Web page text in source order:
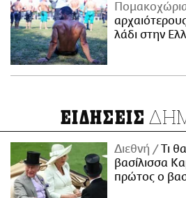
λάδι στην
ΕΙΔΗΣΕΙΣ
Διεθνή
Τι
βασίλισσα
πρώτος ο